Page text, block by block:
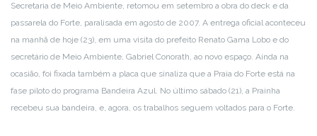
Secretaria de Meio Ambiente, retomou em setembro a obra do deck e da
passarela do Forte, paralisada em agosto de 2007. A entrega oficial aconteceu
na manhã de hoje (23), em uma visita do prefeito Renato Gama Lobo e do
secretário de Meio Ambiente, Gabriel Conorath, ao novo espaço. Ainda na
ocasião, foi fixada também a placa que sinaliza que a Praia do Forte está na
fase piloto do programa Bandeira Azul. No último sábado (21), a Prainha
recebeu sua bandeira, e, agora, os trabalhos seguem voltados para o Forte.